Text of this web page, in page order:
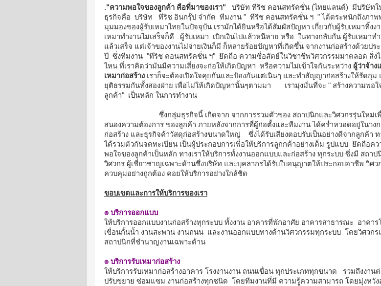
."ความพอใจของลูกค้า คือที่มาของเรา"
บริษัท ทีริช คอนสทรัคชั่น (ไทยแลนด์) มีบริษัทใ
ธุรกิจคือ บริษัท ทีริช อินกรุ๊ป จำกัด ทีมงาน " ทีริช คอนสทรัคชั่น ฯ " ได้ตระหนักถึงภาพ
มุมมองของผู้รับเหมาไทยในปัจจุบัน เรามักได้ยินหรือได้สัมผัสปัญหา เกี่ยวกับผู้รับเหมาทิ้ง
เหมาทำงานไม่เสร็จก็ดี ผู้รับเหมา เบิกเงินไปแล้วหนีหาย หรือ ในทางกลับกัน ผู้รับเหมาท
แล้วเสร็จ แต่เจ้าของงานไม่จ่ายเงินก็มี ก็หลายร้อยปัญหาที่เกิดขึ้น จากงานก่อสร้างด้วยปร
ปี ซึ่งทีมงาน "ทีริช คอนสทรัคชั่น ฯ" ยึดถือ ความซื่อสัตย์ในวิชาชีพวิศวกรรมมาตลอด สิ่ง
ไหน ที่เราคิดว่ามันมีความเสี่ยงจะก่อให้เกิดปัญหา หรือความไม่เข้าใจกันระหว่าง ผู้ว่าจ้าง
เหมาก่อสร้าง เราก็จะต้องเปิดใจคุยกันและป้องกันแต่เนินๆ และทำสัญญาก่อสร้างให้รัดกุม
ยุติธรรมกันทั้งสองฝ่าย เพื่อไม่ให้เกิดปัญหานั้นๆตามมา เรามุ่งมั่นที่จะ " สร้างความพอใ
ลูกค้า" เป็นหลัก ในการทำงาน
ซึ่งกลุ่มธุรกิจนี้ เกิดจาก จากการรวมตัวของ สถาปนิกและวิศวกรรุ่นใหม่เ
สนองความต้องการ ของลูกค้า ภายหลังจากการที่ผู้ก่อตั้งและทีมงาน ได้คร่ำหวอดอยู่ในวง
ก่อสร้าง และธุรกิจค้าวัสดุก่อสร้างขนาดใหญ่ ซึ่งได้รับเสียงตอบรับเป็นอย่างดีจากลูกค้า ท
ได้รวมตัวกันจดทะเบียน เป็นผู้ประกอบการเพื่อให้บริการลูกกค้าอย่างเต็ม รูปแบบ ยึดถือคว
พอใจของลูกค้าเป็นหลัก ทางเราให้บริการทั้งงานออกแบบและก่อสร้าง ทุกระบบ ซึ่งมี สถาป
วิศวกร ผู้เชี่ยวชาญเฉพาะด้านซึ่งบริษัท และบุคลากรได้รับใบอนุญาตให้ประกอบอาชีพ วิศว
ควบคุมอย่างถูกต้อง คอยให้บริการอย่างใกล้ชิด
ขอบเขตและการให้บริการของเรา
๏ บริการออกแบบ
ให้บริการออกแบบงานก่อสร้างทุกระบบ ทั้งงาน อาคารที่พักอาศัย อาคารสาธารณะ
อาคาร
เขื่อนกั้นน้ำ งานสะพาน งานถนน และงานออกแบบทางด้านวิศวกรรมทุกระบบ โดยวิศวกร
สถาปนิกที่ชำนาญงานเฉพาะด้าน
๏ บริการรับเหมาก่อสร้าง
ให้บริการรับเหมาก่อสร้างอาคาร โรงงานงาน ถนนเขื่อน ทุกประเภททุกขนาด รวมถึงงานต่
ปรับขยาย ซ่อมแซม งานก่อสร้างทุกชนิด โดยทีมงานที่มี ความรู้ความสามารถ โดยมุ่งหวัง